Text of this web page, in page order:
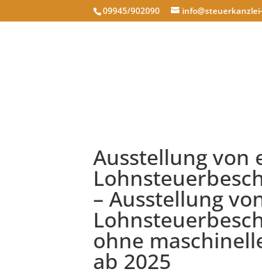
09945/902090
Ausstellung von
– Ausstellung
ohne
ab 2025